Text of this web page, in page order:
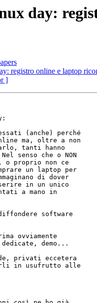
day:
registro online e laptop
]
(anche) perché
ma, oltre a non
tanti hanno
senso che o NON
o proprio non ce
un laptop per
di dover
in un unico
a mano in
software
ovviamente
demo...
privati eccetera
in usufrutto alle